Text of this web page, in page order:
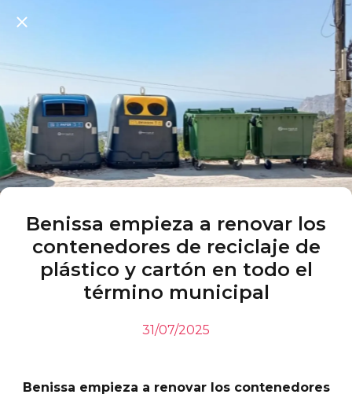
Benissa empieza a renovar los
contenedores de reciclaje de
plástico y cartón en todo el
término municipal
31/07/2025
Benissa empieza a renovar los contenedores